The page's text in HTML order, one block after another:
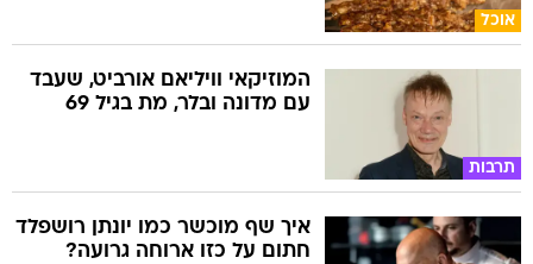
אוכל
תרבות
המוזיקאי וויליאם אורביט, שעבד
עם מדונה ובלר, מת בגיל 69
איך שף מוכשר כמו יונתן רושפלד
חתום על כזו ארוחה גרועה?